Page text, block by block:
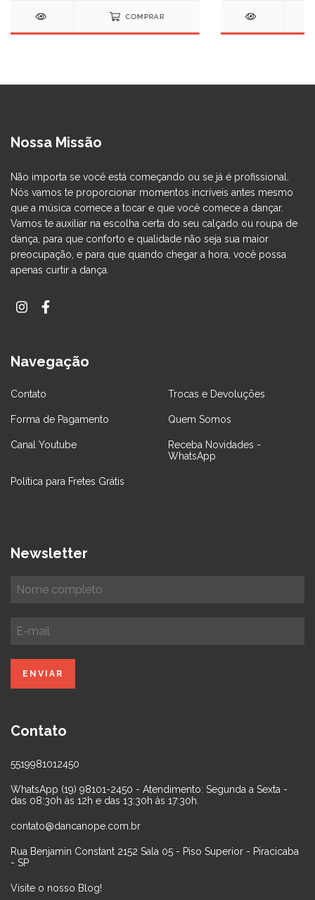
COMPRAR
Nossa Missão
Não importa se você está começando ou se já é profissional.
Nós vamos te proporcionar momentos incríveis antes mesmo
que a música comece a tocar e que você comece a dançar.
Vamos te auxiliar na escolha certa do seu calçado ou roupa de
dança, para que conforto e qualidade não seja sua maior
preocupação, e para que quando chegar a hora, você possa
apenas curtir a dança.
Navegação
Contato Trocas e Devoluções
Forma de Pagamento Quem Somos
Canal Youtube
Receba Novidades -
WhatsApp
Política para Fretes Grátis
Newsletter
Contato
5519981012450
WhatsApp (19) 98101-2450 - Atendimento: Segunda a Sexta -
das 08:30h às 12h e das 13:30h às 17:30h.
contato@dancanope.com.br
Rua Benjamin Constant 2152 Sala 05 - Piso Superior - Piracicaba
- SP
Visite o nosso Blog!